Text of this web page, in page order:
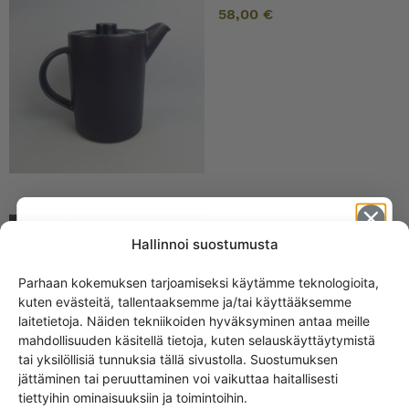
Hallinnoi suostumusta
Parhaan kokemuksen tarjoamiseksi käytämme teknologioita,
kuten evästeitä, tallentaaksemme ja/tai käyttääksemme
laitetietoja. Näiden tekniikoiden hyväksyminen antaa meille
mahdollisuuden käsitellä tietoja, kuten selauskäyttäytymistä
tai yksilöllisiä tunnuksia tällä sivustolla. Suostumuksen
jättäminen tai peruuttaminen voi vaikuttaa haitallisesti
tiettyihin ominaisuuksiin ja toimintoihin.
58,00 €
kastikekaadin
Get -5%
off?
Yes! I want the discount